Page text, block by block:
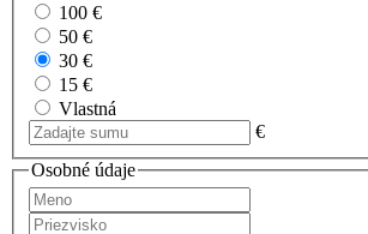
100 €
50 €
30 €
15 €
Vlastná
€
Osobné údaje